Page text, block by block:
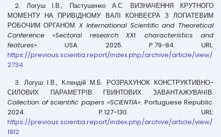
2. Логуш І.В., Пастушенко А.С. ВИЗНАЧЕННЯ КРУТНОГО
МОМЕНТУ НА ПРИВІДНОМУ ВАЛІ КОНВЕЄРА З ЛОПАТЕВИМ
РОБОЧИМ ОРГАНОМ.X International Scientific and Theoretical
Conference «Sectoral research XXI: characteristics and
features». USA. 2025. P.79-84. URL:
https://previous.scientia.report/index.php/archive/article/view/
2734
3. Логуш І.В., Клендій М.Б. РОЗРАХУНОК КОНСТРУКТИВНО-
СИЛОВИХ ПАРАМЕТРІВ ГВИНТОВИХ ЗАВАНТАЖУВАЧІВ.
Collection of scientific papers «SCIENTIA». Portuguese Republic.
2024. P.127-130. URL:
https://previous.scientia.report/index.php/archive/article/view/
1912